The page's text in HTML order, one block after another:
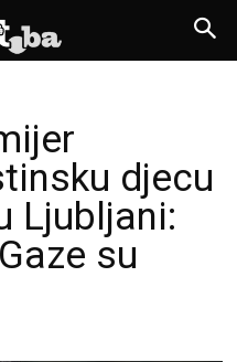
djecu
Ljubljani:
su